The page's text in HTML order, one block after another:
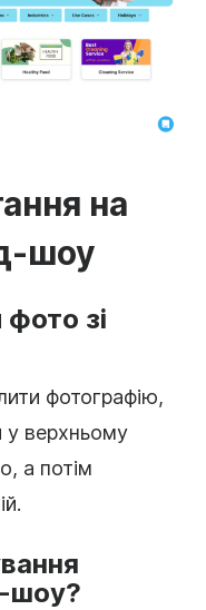
на
шоу
зі
фотографію,
у верхньому
а потім
шоу?